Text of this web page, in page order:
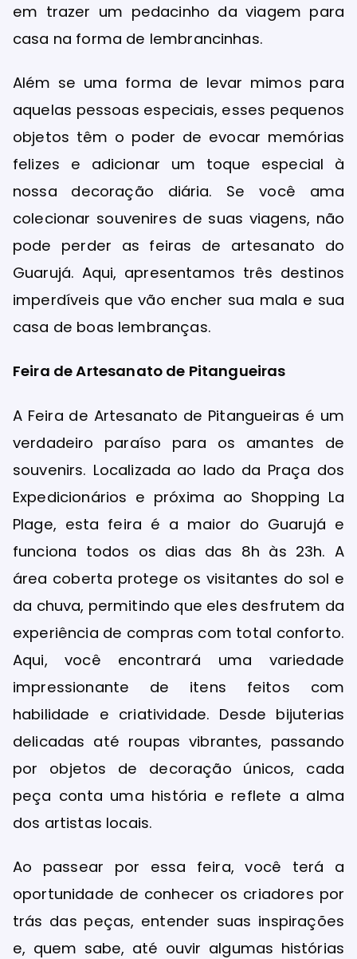
em trazer um pedacinho da viagem para
casa na forma de lembrancinhas.
Além se uma forma de levar mimos para
aquelas pessoas especiais, esses pequenos
objetos têm o poder de evocar memórias
felizes e adicionar um toque especial à
nossa decoração diária. Se você ama
colecionar souvenires de suas viagens, não
pode perder as feiras de artesanato do
Guarujá. Aqui, apresentamos três destinos
imperdíveis que vão encher sua mala e sua
casa de boas lembranças.
Feira de Artesanato de Pitangueiras
A Feira de Artesanato de Pitangueiras é um
verdadeiro paraíso para os amantes de
souvenirs. Localizada ao lado da Praça dos
Expedicionários e próxima ao Shopping La
Plage, esta feira é a maior do Guarujá e
funciona todos os dias das 8h às 23h. A
área coberta protege os visitantes do sol e
da chuva, permitindo que eles desfrutem da
experiência de compras com total conforto.
Aqui, você encontrará uma variedade
impressionante de itens feitos com
habilidade e criatividade. Desde bijuterias
delicadas até roupas vibrantes, passando
por objetos de decoração únicos, cada
peça conta uma história e reflete a alma
dos artistas locais.
Ao passear por essa feira, você terá a
oportunidade de conhecer os criadores por
trás das peças, entender suas inspirações
e, quem sabe, até ouvir algumas histórias